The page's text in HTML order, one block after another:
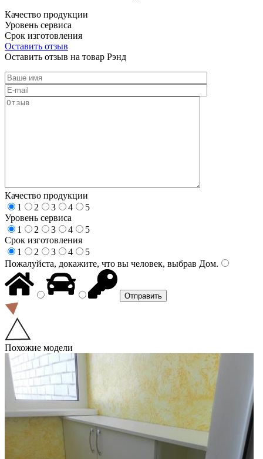
Качество продукции
Уровень сервиса
Срок изготовления
Оставить отзыв
Оставить отзыв на товар Рэнд
Качество продукции
1
2 3 4
5
Уровень сервиса
1
2 3 4
5
Срок изготовления
1
2 3 4
5
Пожалуйста, докажите, что вы человек, выбрав Дом.
Похожие модели